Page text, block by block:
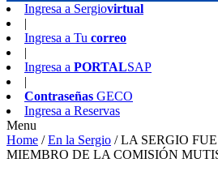
Ingresa a Sergiovirtual
|
Ingresa a Tu correo
|
Ingresa a PORTALSAP
|
Contraseñas GECO
Ingresa a Reservas
Menu
Home /En la Sergio /LA SERGIO
MIEMBRO DE LA COMISIÓN